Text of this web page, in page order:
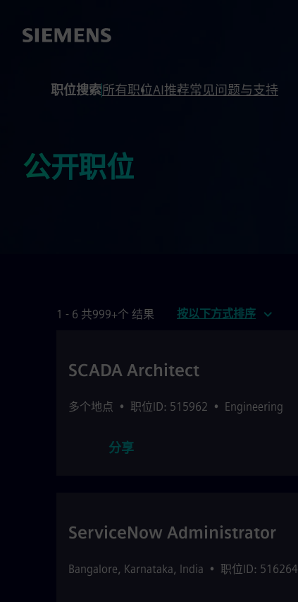
职位搜索所有职位AI推荐常见问题与支持
公开职位
1 - 6 共999+个 结果 按以下方式排序
SCADA Architect
多个地点 • 职位ID: 515962 • Engineering
分享
ServiceNow Administrator
Bangalore, Karnataka, India • 职位ID: 516264